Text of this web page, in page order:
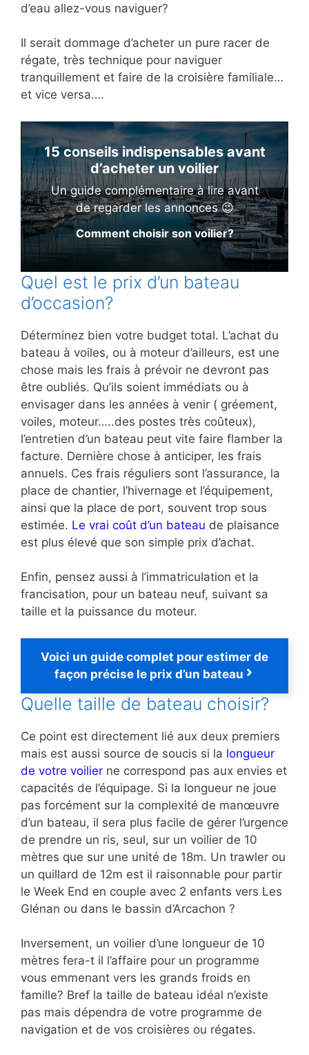
d’eau allez-vous naviguer?
Il serait dommage d’acheter un pure racer de
régate, très technique pour naviguer
tranquillement et faire de la croisière familiale…
et vice versa….
15 conseils indispensables avant
d’acheter un voilier
Un guide complémentaire à lire avant
de regarder les annonces 😉
Comment choisir son voilier?
Quel est le prix d’un bateau
d’occasion?
Déterminez bien votre budget total. L’achat du
bateau à voiles, ou à moteur d’ailleurs, est une
chose mais les frais à prévoir ne devront pas
être oubliés. Qu’ils soient immédiats ou à
envisager dans les années à venir ( gréement,
voiles, moteur…..des postes très coûteux),
l’entretien d’un bateau peut vite faire flamber la
facture. Dernière chose à anticiper, les frais
annuels. Ces frais réguliers sont l’assurance, la
place de chantier, l’hivernage et l’équipement,
ainsi que la place de port, souvent trop sous
estimée. Le vrai coût d’un bateau de plaisance
est plus élevé que son simple prix d’achat.
Enfin, pensez aussi à l’immatriculation et la
francisation, pour un bateau neuf, suivant sa
taille et la puissance du moteur.
Voici un guide complet pour estimer de
façon précise le prix d’un bateau
Quelle taille de bateau choisir?
Ce point est directement lié aux deux premiers
mais est aussi source de soucis si la longueur
de votre voilier ne correspond pas aux envies et
capacités de l’équipage. Si la longueur ne joue
pas forcément sur la complexité de manœuvre
d’un bateau, il sera plus facile de gérer l’urgence
de prendre un ris, seul, sur un voilier de 10
mètres que sur une unité de 18m. Un trawler ou
un quillard de 12m est il raisonnable pour partir
le Week End en couple avec 2 enfants vers Les
Glénan ou dans le bassin d’Arcachon ?
Inversement, un voilier d’une longueur de 10
mètres fera-t il l’affaire pour un programme
vous emmenant vers les grands froids en
famille? Bref la taille de bateau idéal n’existe
pas mais dépendra de votre programme de
navigation et de vos croisières ou régates.